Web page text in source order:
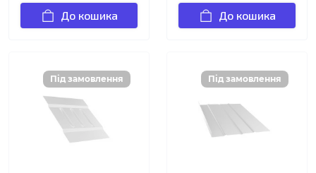
До кошика До кошика